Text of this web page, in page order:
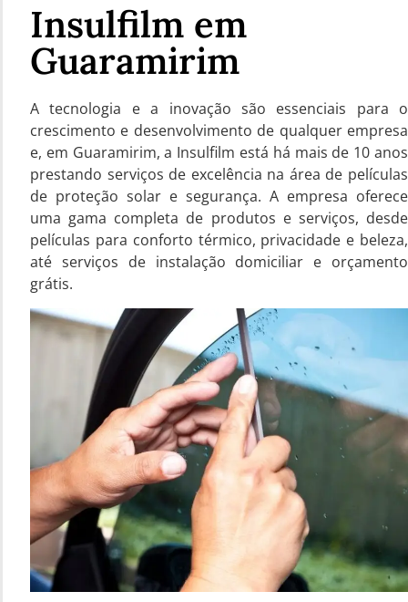
Insulfilm em
Guaramirim
A tecnologia e a inovação são essenciais para o
crescimento e desenvolvimento de qualquer empresa
e, em Guaramirim, a Insulfilm está há mais de 10 anos
prestando serviços de excelência na área de películas
de proteção solar e segurança. A empresa oferece
uma gama completa de produtos e serviços, desde
películas para conforto térmico, privacidade e beleza,
até serviços de instalação domiciliar e orçamento
grátis.